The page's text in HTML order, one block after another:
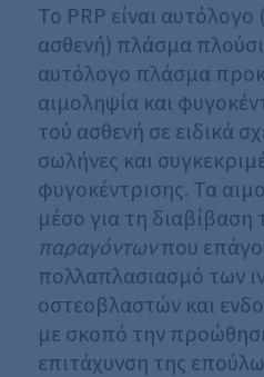
Το PRP είναι αυτόλογο
ασθενή) πλάσμα
αυτόλογο πλάσμα
αιμοληψία και
τού ασθενή σε ειδικά
σωλήνες και
φυγοκέντρισης. Τα
μέσο για τη διαβίβαση
παραγόντωνπου
πολλαπλασιασμό των
οστεοβλαστών και
με σκοπό την
επιτάχυνση της